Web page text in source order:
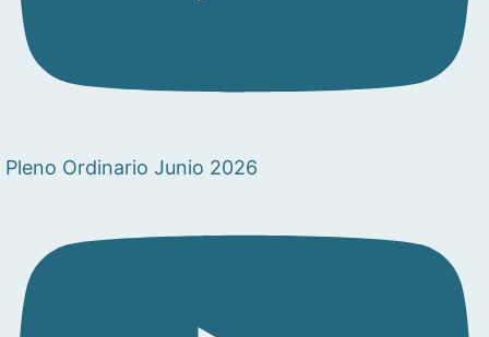
Pleno Ordinario Junio 2026